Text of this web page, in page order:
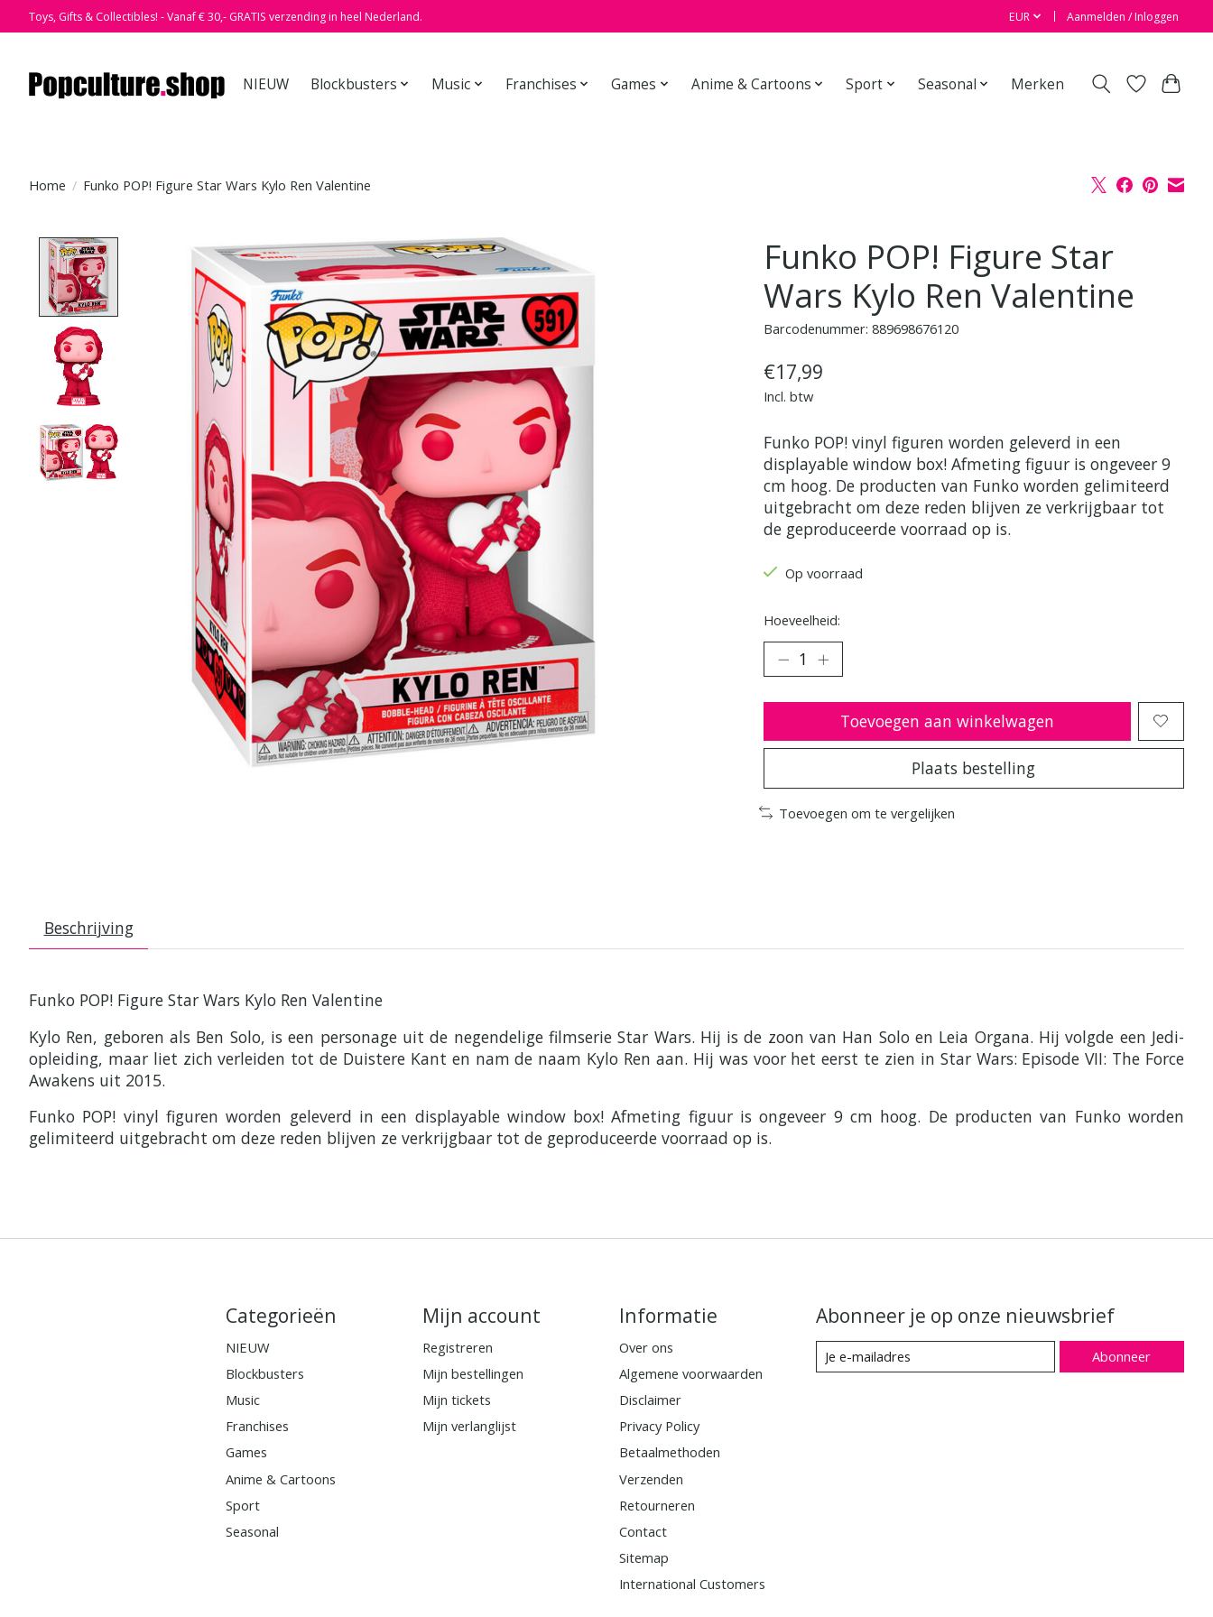
Toys, Gifts & Collectibles! - Vanaf € 30,- GRATIS verzending in heel Nederland. EUR Aanmelden / Inloggen
NIEUW Blockbusters Music Franchises Games Anime & Cartoons Sport Seasonal Merken
Home / Funko POP! Figure Star Wars Kylo Ren Valentine
Product image slideshow Items
Funko POP! Figure Star
Wars Kylo Ren Valentine
Barcodenummer: 889698676120
€17,99
Incl. btw
Funko POP! vinyl figuren worden geleverd in een
displayable window box! Afmeting figuur is ongeveer 9
cm hoog. De producten van Funko worden gelimiteerd
uitgebracht om deze reden blijven ze verkrijgbaar tot
de geproduceerde voorraad op is.
Op voorraad
Hoeveelheid:
Toevoegen aan winkelwagen
Plaats bestelling
Toevoegen om te vergelijken
Beschrijving
Funko POP! Figure Star Wars Kylo Ren Valentine
Kylo Ren, geboren als Ben Solo, is een personage uit de negendelige filmserie Star Wars. Hij is de zoon van Han Solo en Leia Organa. Hij volgde een Jedi-
opleiding, maar liet zich verleiden tot de Duistere Kant en nam de naam Kylo Ren aan. Hij was voor het eerst te zien in Star Wars: Episode VII: The Force
Awakens uit 2015.
Funko POP! vinyl figuren worden geleverd in een displayable window box! Afmeting figuur is ongeveer 9 cm hoog. De producten van Funko worden
gelimiteerd uitgebracht om deze reden blijven ze verkrijgbaar tot de geproduceerde voorraad op is.
Categorieën
NIEUW
Blockbusters
Music
Franchises
Games
Anime & Cartoons
Sport
Seasonal
Mijn account
Registreren
Mijn bestellingen
Mijn tickets
Mijn verlanglijst
Informatie
Over ons
Algemene voorwaarden
Disclaimer
Privacy Policy
Betaalmethoden
Verzenden
Retourneren
Contact
Sitemap
International Customers
Abonneer je op onze nieuwsbrief
Abonneer